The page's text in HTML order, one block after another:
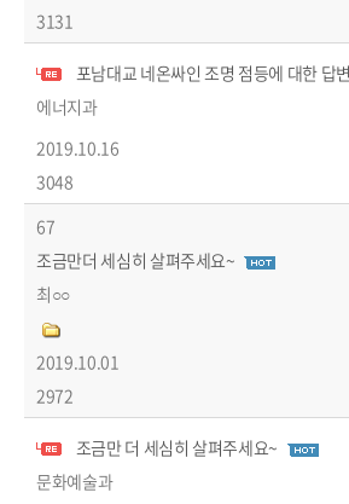
3131
포남대교 네온싸인 조명 점등에 대한 답변
에너지과
2019.10.16
3048
67
조금만더 세심히 살펴주세요~
최○○
2019.10.01
2972
조금만 더 세심히 살펴주세요~
문화예술과